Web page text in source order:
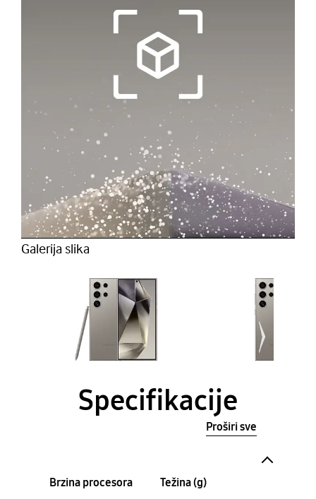
Galerija slika
Specifikacije
Proširi sve
Brzina procesora
Težina (g)